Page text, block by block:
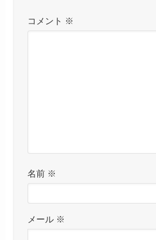
コメント ※
名前 ※
メール ※